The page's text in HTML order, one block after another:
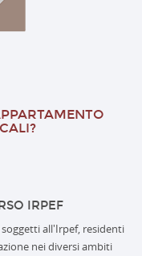
IRPEF
all'Irpef, residenti
nei diversi ambiti